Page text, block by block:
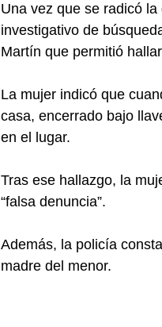
Una vez que se radicó
investigativo de
Martín que permitió
La mujer indicó que
casa, encerrado bajo
en el lugar.
Tras ese hallazgo, la
“falsa denuncia”.
Además, la policía
madre del menor.